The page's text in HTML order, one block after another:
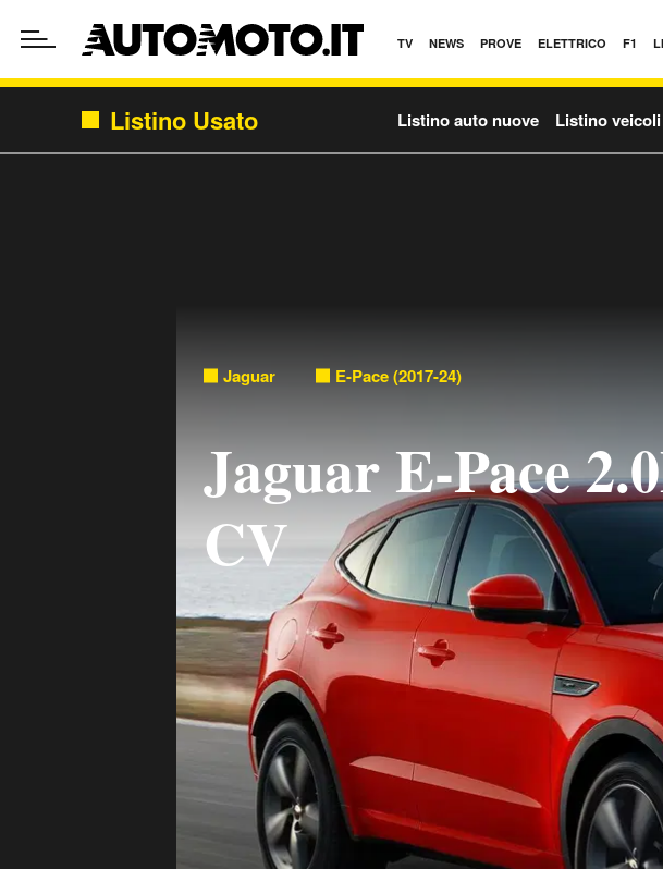
TV NEWS PROVE ELETTRICO F1
Listino Usato Listino auto nuove Listino
Jaguar E-Pace (2017-24)
Jaguar E-Pace
CV